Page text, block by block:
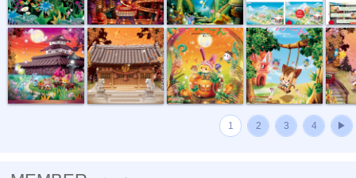
中秋の名月 神社修繕記念... 地域情報誌 ... ゲーム 地域
1 2 3 4 ▶